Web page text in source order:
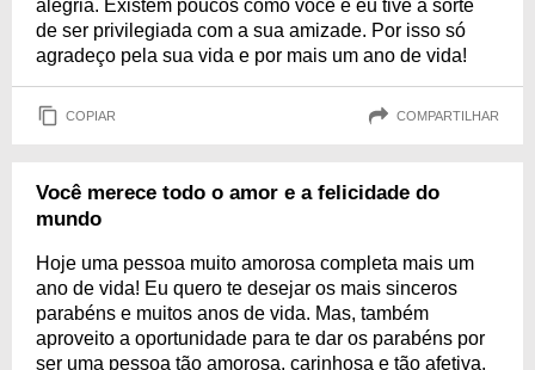
alegria. Existem poucos como você e eu tive a sorte
de ser privilegiada com a sua amizade. Por isso só
agradeço pela sua vida e por mais um ano de vida!
COPIAR COMPARTILHAR
Você merece todo o amor e a felicidade do
mundo
Hoje uma pessoa muito amorosa completa mais um
ano de vida! Eu quero te desejar os mais sinceros
parabéns e muitos anos de vida. Mas, também
aproveito a oportunidade para te dar os parabéns por
ser uma pessoa tão amorosa, carinhosa e tão afetiva.